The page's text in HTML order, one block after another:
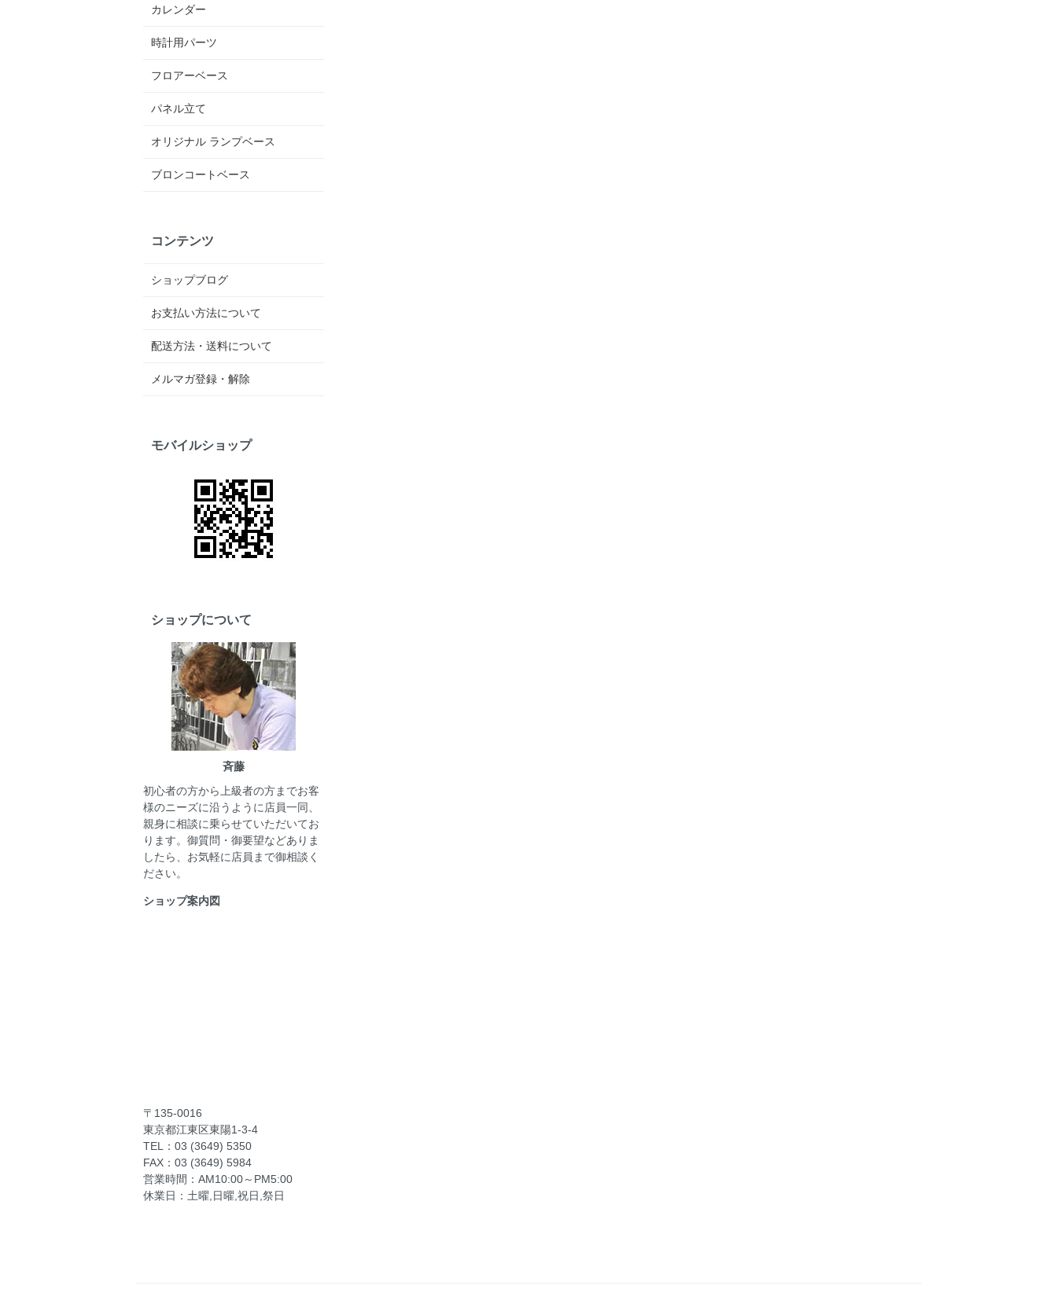
カレンダー
時計用パーツ
フロアーベース
パネル立て
オリジナル ランプベース
ブロンコートベース
コンテンツ
ショップブログ
お支払い方法について
配送方法・送料について
メルマガ登録・解除
モバイルショップ
ショップについて
斉藤
初心者の方から上級者の方までお客
様のニーズに沿うように店員一同、
親身に相談に乗らせていただいてお
ります。御質問・御要望などありま
したら、お気軽に店員まで御相談く
ださい。
ショップ案内図
〒135-0016
東京都江東区東陽1-3-4
TEL：03 (3649) 5350
FAX：03 (3649) 5984
営業時間：AM10:00～PM5:00
休業日：土曜,日曜,祝日,祭日